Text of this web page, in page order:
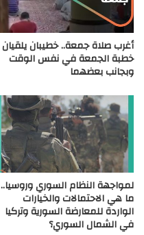
أغرب صلاة جمعة.. خطيبان يلقيان
خطبة الجمعة في نفس الوقت
وبجانب بعضهما
لمواجهة النظام السوري وروسيا..
ما هي الاحتمالات والخيارات
الواردة للمعارضة السورية وتركيا
في الشمال السوري؟